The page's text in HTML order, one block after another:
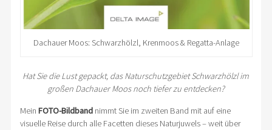
Dachauer Moos: Schwarzhölzl, Krenmoos & Regatta-Anlage
Hat Sie die Lust gepackt, das Naturschutzgebiet Schwarzhölzl im
großen Dachauer Moos noch tiefer zu entdecken?
Mein FOTO-Bildbandnimmt Sie im zweiten Band mit auf eine
visuelle Reise durch alle Facetten dieses Naturjuwels – weit über